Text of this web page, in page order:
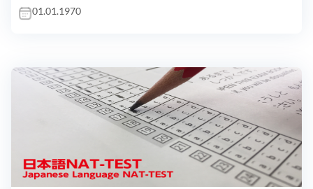
01.01.1970